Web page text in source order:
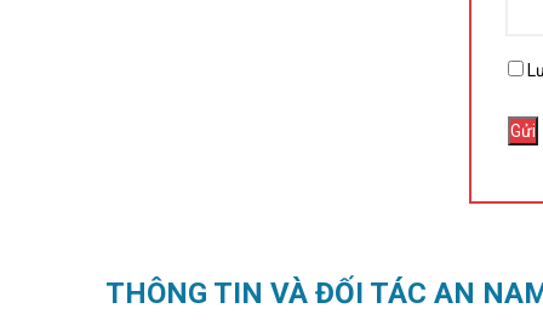
THÔNG TIN VÀ ĐỐI TÁC AN